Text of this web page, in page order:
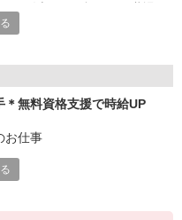
！
無料資格支援で時給UP
お仕事